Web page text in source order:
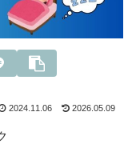
2024.11.06 2026.05.09